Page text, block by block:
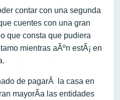
contar con una segunda
cuentes con una gran
que consta que pudiera
mientras aÃºn estÃ¡ en
de pagarÂ la casa en
mayorÃ­a las entidades